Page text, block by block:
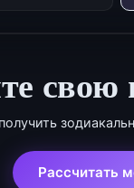
Рассчитать